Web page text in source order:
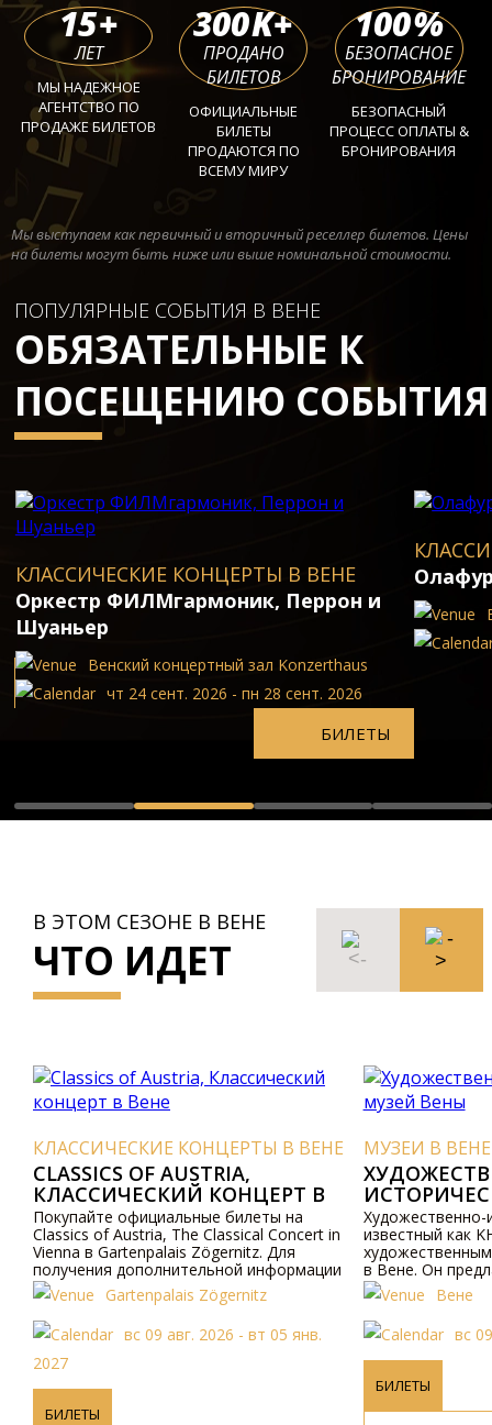
15+
ЛЕТ
МЫ НАДЕЖНОЕ
АГЕНТСТВО ПО
ПРОДАЖЕ БИЛЕТОВ
300K+
ПРОДАНО
БИЛЕТОВ
ОФИЦИАЛЬНЫЕ
БИЛЕТЫ
ПРОДАЮТСЯ ПО
ВСЕМУ МИРУ
100%
БЕЗОПАСНОЕ
БРОНИРОВАНИЕ
БЕЗОПАСНЫЙ
ПРОЦЕСС ОПЛАТЫ &
БРОНИРОВАНИЯ
Мы выступаем как первичный и вторичный реселлер билетов. Цены
на билеты могут быть ниже или выше номинальной стоимости.
ПОПУЛЯРНЫЕ СОБЫТИЯ В ВЕНЕ
ОБЯЗАТЕЛЬНЫЕ К
ПОСЕЩЕНИЮ СОБЫТИЯ
КЛАССИЧЕСКИЕ КОНЦЕРТЫ В ВЕНЕ
Оркестр ФИЛМгармоник, Перрон и
Шуаньер
Bенский концеpтный зал Konzerthaus
чт 24 сент. 2026 - пн 28 сент. 2026
БИЛЕТЫ
В ЭТОМ СЕЗОНЕ В ВЕНЕ
ЧТО ИДЕТ
КОНЦЕРТЫ В ВЕНЕ
OF AUSTRIA,
КОНЦЕРТ В
официальные билеты на
of Austria, The Classical Concert in
в Gartenpalais Zögernitz. Для
дополнительной информации
наш сайт.
Gartenpalais Zögernitz
вс 09 авг. 2026 - вт 05 янв.
БИЛЕТЫ
МУЗЕИ В ВЕНЕ
Художественно-
известный как KHM,
художественным
в Вене. Он
посетителей.
Вене
вс 09
БИЛЕТЫ